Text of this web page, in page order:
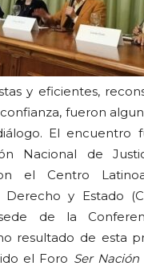
y eficientes,
fueron
El encuentro
Nacional de
el Centro
Derecho y Estado
de la
resultado de esta
el Foro Ser